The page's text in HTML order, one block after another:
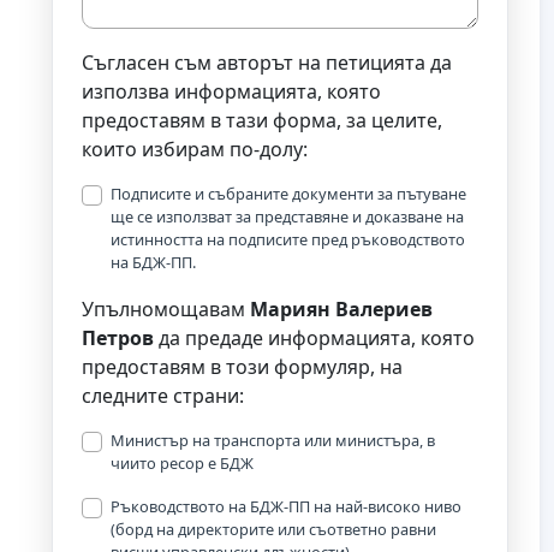
Съгласен съм авторът на петицията да
използва информацията, която
предоставям в тази форма, за целите,
които избирам по-долу:
Подписите и събраните документи за пътуване
ще се използват за представяне и доказване на
истинността на подписите пред ръководството
на БДЖ-ПП.
Упълномощавам Мариян Валериев
Петровда предаде информацията, която
предоставям в този формуляр, на
следните страни:
Министър на транспорта или министъра, в
чиито ресор е БДЖ
Ръководството на БДЖ-ПП на най-високо ниво
(борд на директорите или съответно равни